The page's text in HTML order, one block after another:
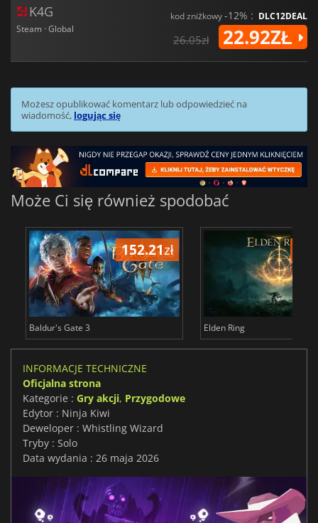
K4G
Steam · Global
kod zniżkowy-12% : DLC12DEAL
26.05zł 22.92ZŁ
Możesz opublikować komentarz lub odpowiedzieć na
wiadomość, logując się
Może Ci się również spodobać
152.21zł
Baldur's Gate 3 Elden Ring
INFORMACJE TECHNICZNE
Oficjalna strona
Kategorie : Gry akcji, Przygodowe
Edytor : Ninja Kiwi
Deweloper : Whistling Wizard
Tryby : Solo
Data wydania : 26 maja 2026